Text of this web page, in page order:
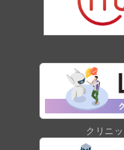
クリニ